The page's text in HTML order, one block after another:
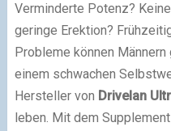
Verminderte Potenz?
geringe Erektion?
Probleme können
einem schwachen
Hersteller von Drivelan
leben. Mit dem